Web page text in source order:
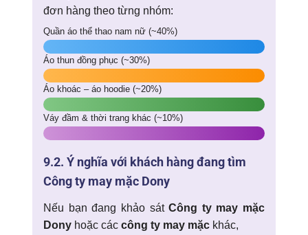
đơn hàng theo từng nhóm:
Quần áo thể thao nam nữ (~40%)
Áo thun đồng phục (~30%)
Áo khoác – áo hoodie (~20%)
Váy đầm & thời trang khác (~10%)
9.2. Ý nghĩa với khách hàng đang tìm
Công ty may mặc Dony
Nếu bạn đang khảo sátCông ty may mặc
Dony hoặc các công ty may mặc khác,